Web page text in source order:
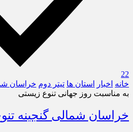
22
خانه اخبار استان ها تیتر دوم خراسان
به مناسبت روز جهانی تنوع زیستی
خراسان شمالی گنجینه